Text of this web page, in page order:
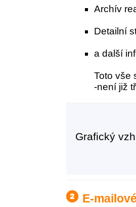
Archív
Detailní
a další
Toto vše
-není již
Grafický
E-